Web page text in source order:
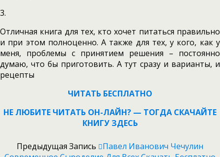
3.
Отличная книга для тех, кто хочет питаться правильно
и при этом полноценно. А также для тех, у кого, как у
меня, проблемы с принятием решения – постоянно
думаю, что бы приготовить. А тут сразу и варианты, и
рецепты
ЧИТАТЬ БЕСПЛАТНО
НЕ ЛЮБИТЕ ЧИТАТЬ ОН-ЛАЙН? — ТОГДА СКАЧАЙТЕ
КНИГУ ЗДЕСЬ
Предыдущая Запись
Павел Иванович Чечулин